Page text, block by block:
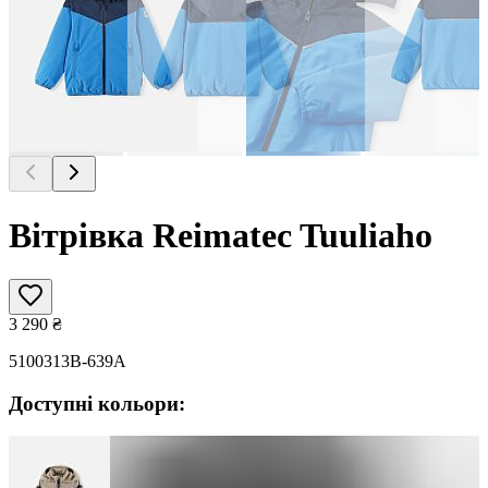
Вітрівка Reimatec Tuuliaho
3 290 ₴
5100313B-639A
Доступні кольори: